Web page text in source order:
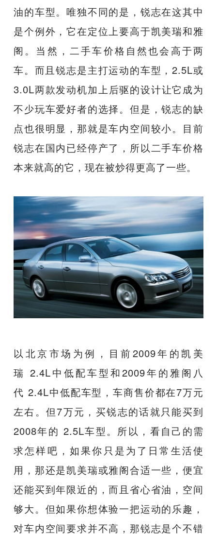
油的车型。唯独不同的是，锐志在这其中
是个例外，它在定位上要高于凯美瑞和雅
阁。当然，二手车价格自然也会高于两
车。而且锐志是主打运动的车型，2.5L或
3.0L两款发动机加上后驱的设计让它成为
不少玩车爱好者的选择。但是，锐志的缺
点也很明显，那就是车内空间较小。目前
锐志在国内已经停产了，所以二手车价格
本来就高的它，现在被炒得更高了一些。
以北京市场为例，目前2009年的凯美
瑞 2.4L中低配车型和2009年的雅阁八
代 2.4L中低配车型，车商售价都在7万元
左右。但7万元，买锐志的话就只能买到
2008年的 2.5L车型。所以，看自己的需
求怎样吧，如果你只是为了日常生活使
用，那还是凯美瑞或雅阁合适一些，便宜
还能买到年限近的，而且省心省油，空间
够大。但如果你想体验一把运动的乐趣，
对车内空间要求并不高，那锐志是个不错